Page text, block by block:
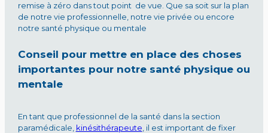
remise à zéro dans tout point de vue. Que sa soit sur la plan
de notre vie professionnelle, notre vie privée ou encore
notre santé physique ou mentale
Conseil pour mettre en place des choses
importantes pour notre santé physique ou
mentale
En tant que professionnel de la santé dans la section
paramédicale, kinésithérapeute , il est important de fixer